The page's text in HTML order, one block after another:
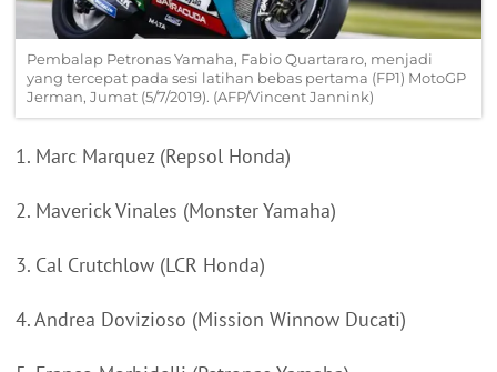
Pembalap Petronas Yamaha, Fabio Quartararo, menjadi
yang tercepat pada sesi latihan bebas pertama (FP1) MotoGP
Jerman, Jumat (5/7/2019). (AFP/Vincent Jannink)
1. Marc Marquez (Repsol Honda)
2. Maverick Vinales (Monster Yamaha)
3. Cal Crutchlow (LCR Honda)
4. Andrea Dovizioso (Mission Winnow Ducati)